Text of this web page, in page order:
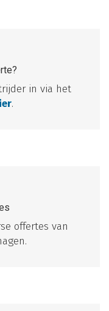
in via het
.
offertes van